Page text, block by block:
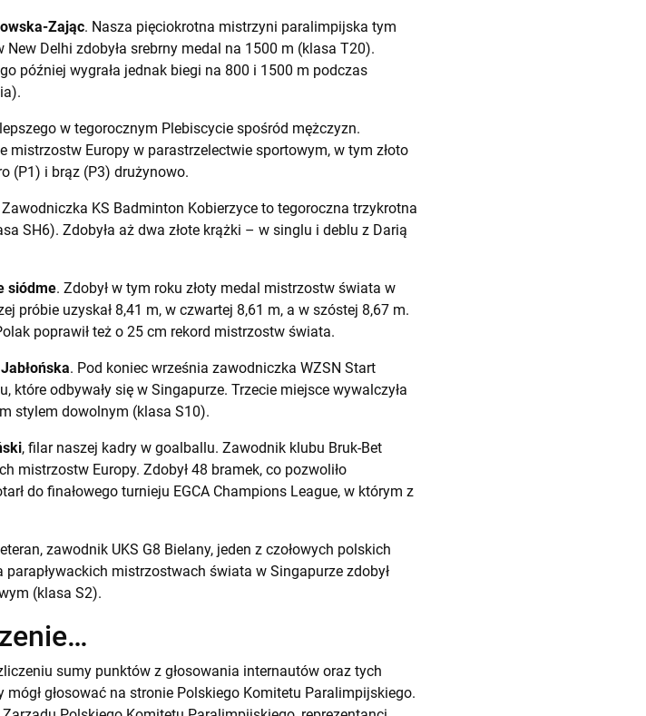
Zając. Nasza pięciokrotna mistrzyni paralimpijska tym
Delhi zdobyła srebrny medal na 1500 m (klasa T20).
później wygrała jednak biegi na 800 i 1500 m podczas
w tegorocznym Plebiscycie spośród mężczyzn.
mistrzostw Europy w parastrzelectwie sportowym, w tym złoto
(P1) i brąz (P3) drużynowo.
Zawodniczka KS Badminton Kobierzyce to tegoroczna trzykrotna
SH6). Zdobyła aż dwa złote krążki – w singlu i deblu z Darią
siódme. Zdobył w tym roku złoty medal mistrzostw świata w
próbie uzyskał 8,41 m, w czwartej 8,61 m, a w szóstej 8,67 m.
poprawił też o 25 cm rekord mistrzostw świata.
. Pod koniec września zawodniczka WZSN Start
które odbywały się w Singapurze. Trzecie miejsce wywalczyła
stylem dowolnym (klasa S10).
, filar naszej kadry w goalballu. Zawodnik klubu Bruk-Bet
mistrzostw Europy. Zdobył 48 bramek, co pozwoliło
do finałowego turnieju EGCA Champions League, w którym z
zawodnik UKS G8 Bielany, jeden z czołowych polskich
parapływackich mistrzostwach świata w Singapurze zdobył
(klasa S2).
sumy punktów z głosowania internautów oraz tych
głosować na stronie Polskiego Komitetu Paralimpijskiego.